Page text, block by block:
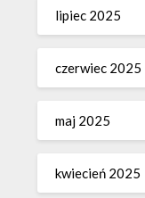
lipiec 2025
czerwiec 2025
maj 2025
kwiecień 2025